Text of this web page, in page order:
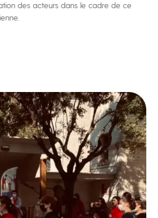
des acteurs dans le cadre de ce